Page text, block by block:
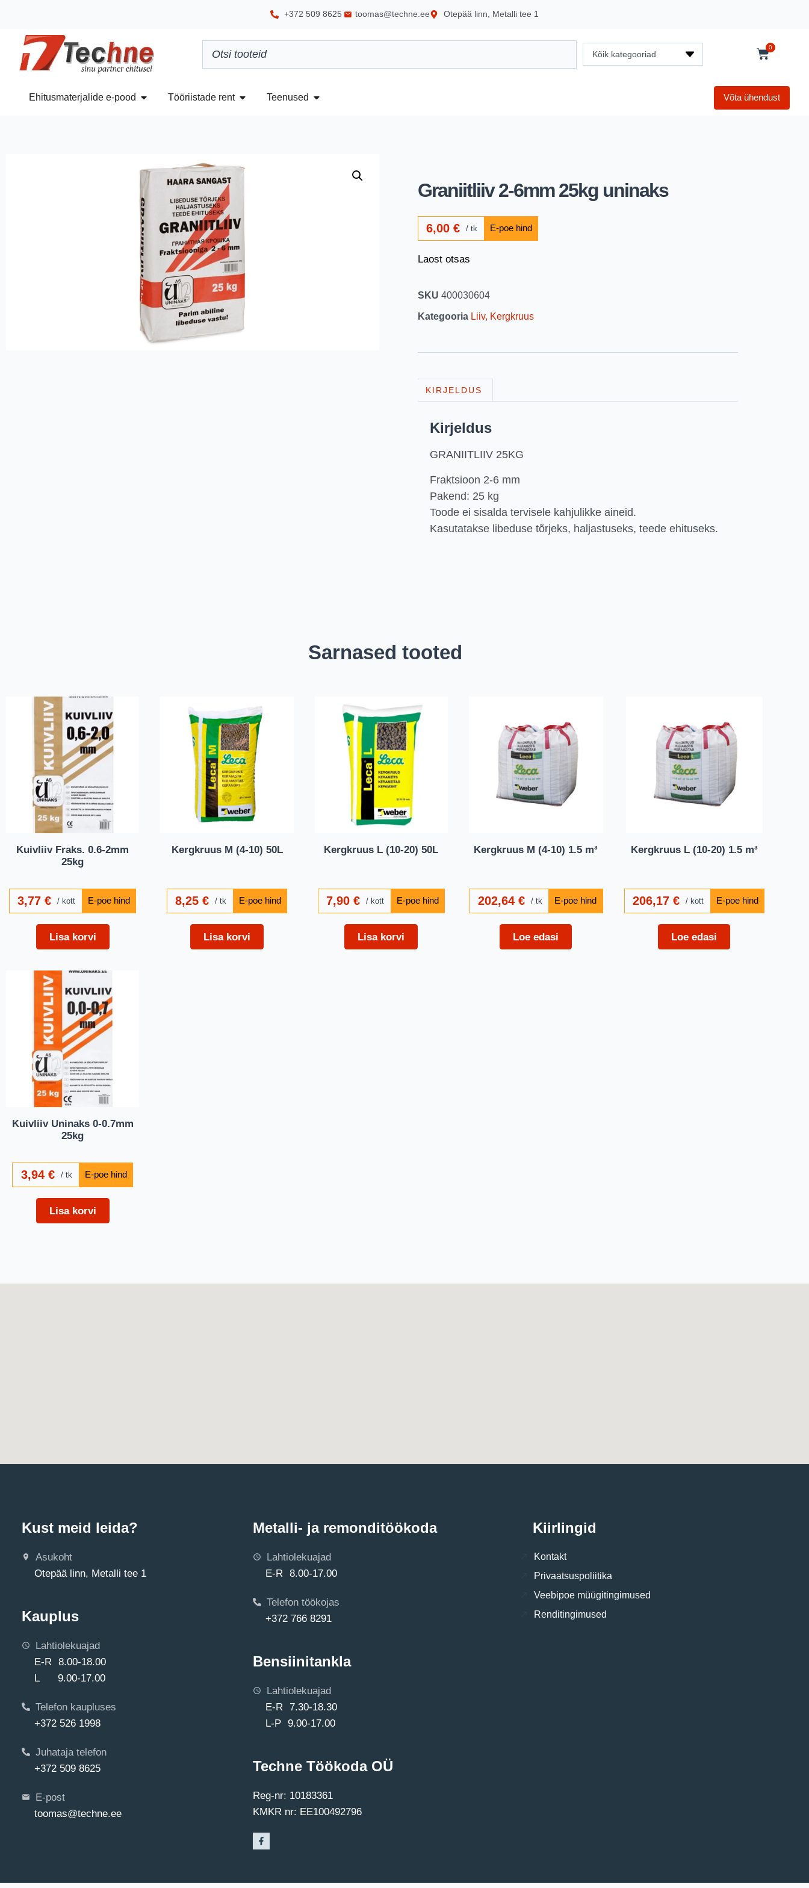
+372 509 8625 toomas@techne.ee Otepää linn, Metalli tee 1
Kõik kategooriad
0
Ehitusmaterjalide e-pood Tööriistade rent Teenused Võta ühendust
Graniitliiv 2-6mm 25kg uninaks
6,00€ tk
Laost otsas
SKU 400030604
Kategooria Liiv, Kergkruus
KIRJELDUS
Kirjeldus
GRANIITLIIV 25KG
Fraktsioon 2-6 mm
Pakend: 25 kg
Toode ei sisalda tervisele kahjulikke aineid.
Kasutatakse libeduse tõrjeks, haljastuseks, teede ehituseks.
Sarnased tooted
Kuivliiv Fraks. 0.6-2mm
25kg
3,77€ kott
Lisa korvi
Kergkruus M (4-10) 50L
8,25€ tk
Lisa korvi
Kergkruus L (10-20) 50L
7,90€ kott
Lisa korvi
Kergkruus M (4-10) 1.5 m³
202,64 € tk
Loe edasi
Kergkruus L (10-20) 1.5 m³
206,17€ kott
Loe edasi
Kuivliiv Uninaks 0-0.7mm
25kg
3,94 € tk
Lisa korvi
Kust meid leida?
Asukoht
Otepää linn, Metalli tee 1
Kauplus
Lahtiolekuajad
E-R 8.00-18.00
L 9.00-17.00
Telefon kaupluses
+372 526 1998
Juhataja telefon
+372 509 8625
E-post
toomas@techne.ee
Metalli- ja remonditöökoda
Lahtiolekuajad
E-R 8.00-17.00
Telefon töökojas
+372 766 8291
Bensiinitankla
Lahtiolekuajad
E-R 7.30-18.30
L-P 9.00-17.00
Techne Töökoda OÜ
Reg-nr: 10183361
KMKR nr: EE100492796
Kiirlingid
Kontakt
Privaatsuspoliitika
Veebipoe müügitingimused
Renditingimused